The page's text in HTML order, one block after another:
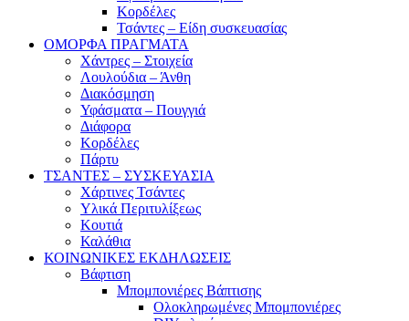
Κορδέλες
Τσάντες – Είδη συσκευασίας
ΟΜΟΡΦΑ ΠΡΑΓΜΑΤΑ
Χάντρες – Στοιχεία
Λουλούδια – Άνθη
Διακόσμηση
Υφάσματα – Πουγγιά
Διάφορα
Κορδέλες
Πάρτυ
ΤΣΑΝΤΕΣ – ΣΥΣΚΕΥΑΣΙΑ
Χάρτινες Τσάντες
Υλικά Περιτυλίξεως
Κουτιά
Καλάθια
ΚΟΙΝΩΝΙΚΕΣ ΕΚΔΗΛΩΣΕΙΣ
Βάφτιση
Μπομπονιέρες Βάπτισης
Ολοκληρωμένες Μπομπονιέρες